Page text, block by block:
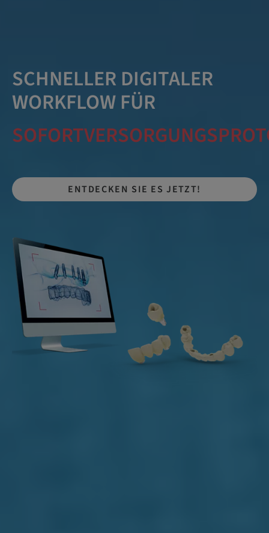
SCHNELLER DIGITALER
WORKFLOW FÜR
ENTDECKEN SIE ES JETZT!